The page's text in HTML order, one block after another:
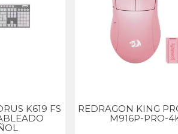
K619 FS
REDRAGON KING
M916P-PRO-